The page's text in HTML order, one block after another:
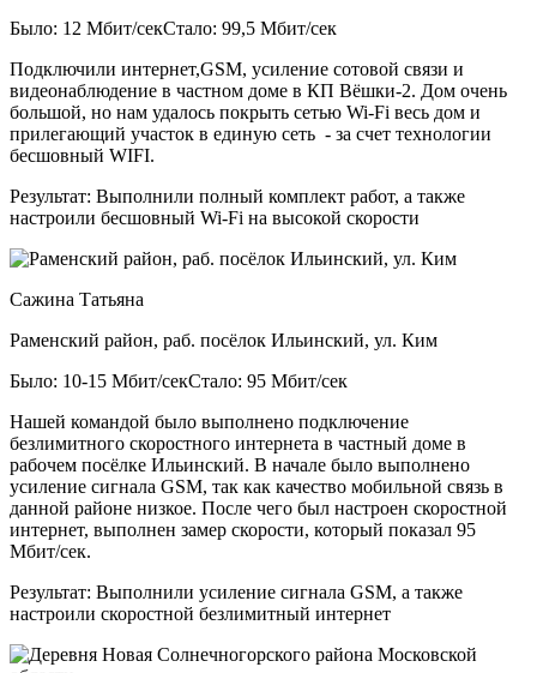
Было: 12 Мбит/секСтало: 99,5 Мбит/сек
Подключили интернет,GSM, усиление сотовой связи и
видеонаблюдение в частном доме в КП Вёшки-2. Дом очень
большой, но нам удалось покрыть сетью Wi-Fi весь дом и
прилегающий участок в единую сеть - за счет технологии
бесшовный WIFI.
Результат: Выполнили полный комплект работ, а также
настроили бесшовный Wi-Fi на высокой скорости
Сажина Татьяна
Раменский район, раб. посёлок Ильинский, ул. Ким
Было: 10-15 Мбит/секСтало: 95 Мбит/сек
Нашей командой было выполнено подключение
безлимитного скоростного интернета в частный доме в
рабочем посёлке Ильинский. В начале было выполнено
усиление сигнала GSM, так как качество мобильной связь в
данной районе низкое. После чего был настроен скоростной
интернет, выполнен замер скорости, который показал 95
Мбит/сек.
Результат: Выполнили усиление сигнала GSM, а также
настроили скоростной безлимитный интернет